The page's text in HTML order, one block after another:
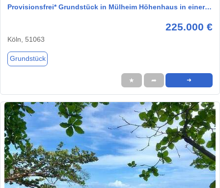
Provisionsfrei* Grundstück in Mülheim Höhenhaus in einer…
225.000 €
Köln, 51063
Grundstück
★ ➦ ➜